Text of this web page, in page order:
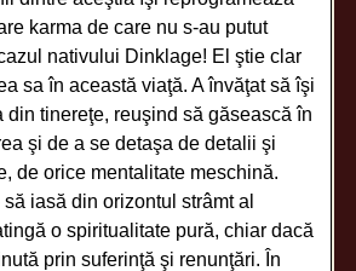
karma de care nu s-au putut
nativului Dinklage! El ştie clar
sa în această viaţă. A învăţat să îşi
din tinereţe, reuşind să găsească în
şi de a se detaşa de detalii şi
de orice mentalitate meschină.
iasă din orizontul strâmt al
o spiritualitate pură, chiar dacă
prin suferinţă şi renunţări. În